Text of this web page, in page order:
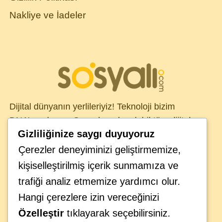
Nakliye ve İadeler
Dijital dünyanın yerlileriyiz! Teknoloji bizim
DNA’mızda var. Sosyal medya dahil tüm dijital
kanallarda, global müşterilerimiz için çözümler
üretiyoruz. Sosyali ekibinizin ayrılmaz bir parçası
olarak görüyor, teknolojinin iş organizasyonlarının
geleceği üzerindeki etkisini anlıyoruz. Geleceğin
provasını bugünden yaparak iş hedeflerinize
ulaşmanıza yardımcı oluyoruz.
Gizliliğinize saygı duyuyoruz
Çerezler deneyiminizi geliştirmemize,
kişiselleştirilmiş içerik sunmamıza ve
trafiği analiz etmemize yardımcı olur.
Hangi çerezlere izin vereceğinizi
Özelleştir tıklayarak seçebilirsiniz.